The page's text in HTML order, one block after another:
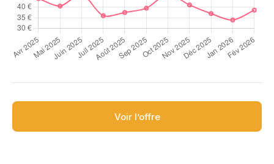
Voir l’offre